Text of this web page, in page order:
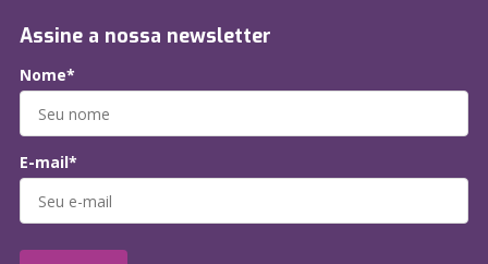
Assine a nossa newsletter
Nome*
E-mail*